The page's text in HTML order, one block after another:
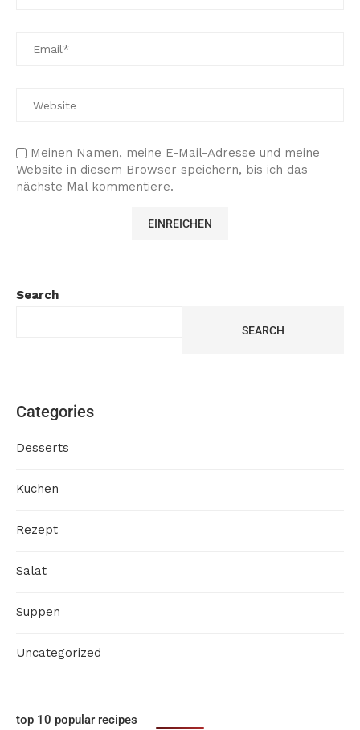
Meinen Namen, meine E-Mail-Adresse und meine
Website in diesem Browser speichern, bis ich das
nächste Mal kommentiere.
Search
SEARCH
Categories
Desserts
Kuchen
Rezept
Salat
Suppen
Uncategorized
top 10 popular recipes